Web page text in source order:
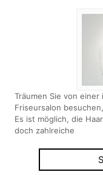
Träumen Sie von
Friseursalon
Es ist möglich, die
doch zahlreiche